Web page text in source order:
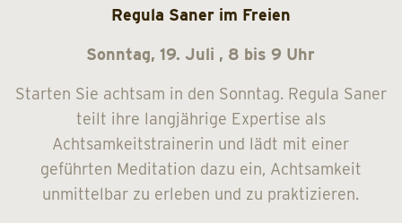
Regula Saner im Freien
Sonntag, 19. Juli , 8 bis 9 Uhr
Starten Sie achtsam in den Sonntag. Regula Saner
teilt ihre langjährige Expertise als
Achtsamkeitstrainerin und lädt mit einer
geführten Meditation dazu ein, Achtsamkeit
unmittelbar zu erleben und zu praktizieren.